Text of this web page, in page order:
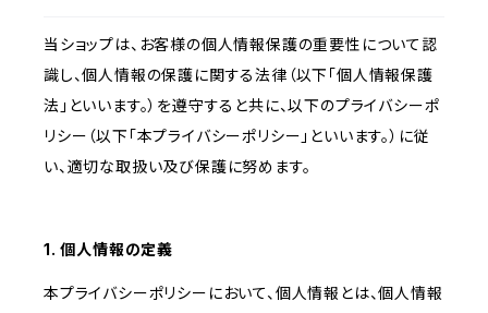
当ショップは、お客様の個人情報保護の重要性について認
識し、個人情報の保護に関する法律（以下「個人情報保護
法」といいます。）を遵守すると共に、以下のプライバシーポ
リシー（以下「本プライバシーポリシー」といいます。）に従
い、適切な取扱い及び保護に努めます。
1. 個人情報の定義
本プライバシーポリシーにおいて、個人情報とは、個人情報